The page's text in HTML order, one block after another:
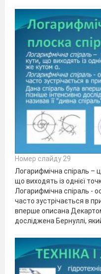
Номер слайду 29
Логарифмічна спіраль –
що виходять із однієї
Логарифмічна спіраль -
часто зустрічається в
вперше описана Декартом
досліджена Бернуллі,